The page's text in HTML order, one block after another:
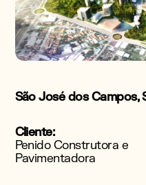
São José dos Campos,
Cliente:
Penido Construtora e
Pavimentadora